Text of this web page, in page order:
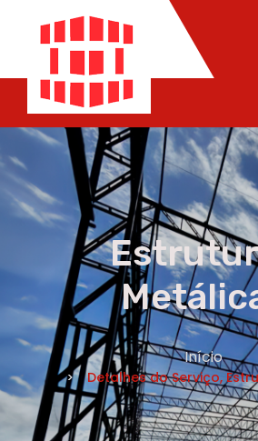
ORÇAMENTO
NOME *
E-MAIL *
TELEFONE *
CIDADE *